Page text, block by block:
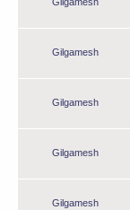
Gilgamesh
Gilgamesh
Gilgamesh
Gilgamesh